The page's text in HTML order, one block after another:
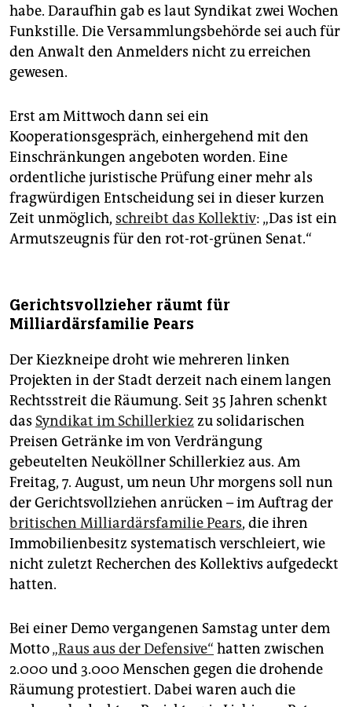
habe. Daraufhin gab es laut Syndikat zwei Wochen
Funkstille. Die Versammlungsbehörde sei auch für
den Anwalt den Anmelders nicht zu erreichen
gewesen.
Erst am Mittwoch dann sei ein
Kooperationsgespräch, einhergehend mit den
Einschränkungen angeboten worden. Eine
ordentliche juristische Prüfung einer mehr als
fragwürdigen Entscheidung sei in dieser kurzen
Zeit unmöglich, schreibt das Kollektiv: „Das ist ein
Armutszeugnis für den rot-rot-grünen Senat.“
Gerichtsvollzieher räumt für
Milliardärsfamilie Pears
Der Kiezkneipe droht wie mehreren linken
Projekten in der Stadt derzeit nach einem langen
Rechtsstreit die Räumung. Seit 35 Jahren schenkt
das Syndikat im Schillerkiez zu solidarischen
Preisen Getränke im von Verdrängung
gebeutelten Neuköllner Schillerkiez aus. Am
Freitag, 7. August, um neun Uhr morgens soll nun
der Gerichtsvollziehen anrücken – im Auftrag der
britischen Milliardärsfamilie Pears, die ihren
Immobilienbesitz systematisch verschleiert, wie
nicht zuletzt Recherchen des Kollektivs aufgedeckt
hatten.
Bei einer Demo vergangenen Samstag unter dem
Motto„Raus aus der Defensive“ hatten zwischen
2.000 und 3.000 Menschen gegen die drohende
Räumung protestiert. Dabei waren auch die